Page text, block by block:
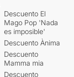
Descuento El
Mago Pop 'Nada
es imposible'
Descuento Ànima
Descuento
Mamma mia
Descuento